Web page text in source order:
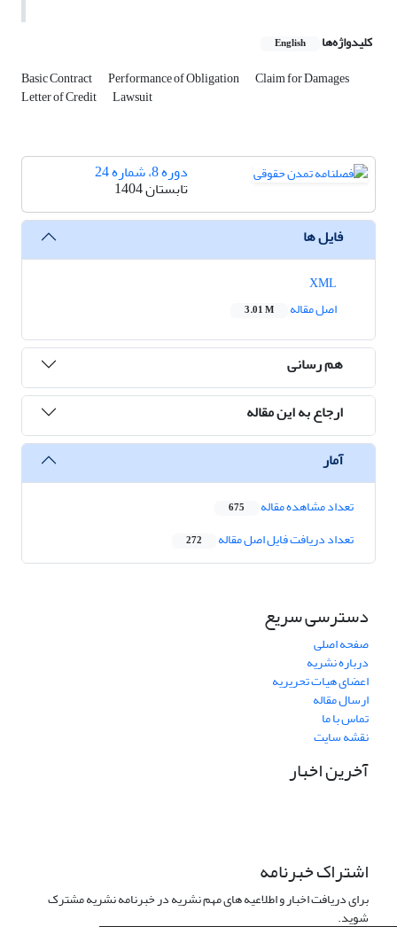
کلیدواژه‌ها English
Basic Contract Performance of Obligation Claim for Damages
Letter of Credit Lawsuit
دوره 8، شماره 24
تابستان 1404
فایل ها
اصل مقاله
3.01 M
هم رسانی
ارجاع به این مقاله
آمار
تعداد مشاهده مقاله 675
تعداد دریافت فایل اصل مقاله 272
دسترسی سریع
صفحه اصلی
درباره نشریه
اعضای هیات تحریریه
ارسال مقاله
تماس با ما
نقشه سایت
آخرین اخبار
اشتراک خبرنامه
برای دریافت اخبار و اطلاعیه های مهم نشریه در خبرنامه نشریه مشترک
شوید.